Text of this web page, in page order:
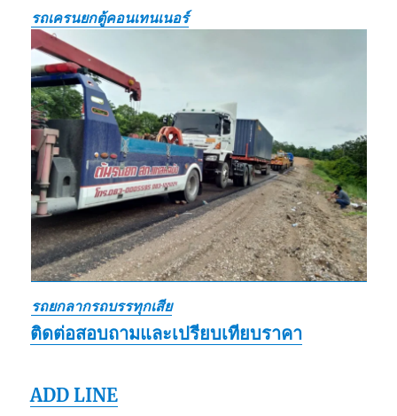
รถเครนยกตู้คอนเทนเนอร์
รถยกลากรถบรรทุกเสีย
ติดต่อสอบถามและเปรียบเทียบราคา
ADD LINE